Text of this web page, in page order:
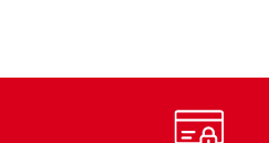
Ateşleme